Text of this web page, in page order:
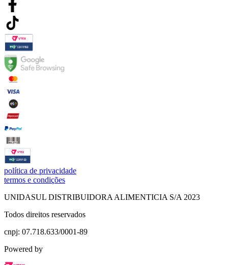
política de privacidade
termos e condições
UNIDASUL DISTRIBUIDORA ALIMENTICIA S/A 2023
Todos direitos reservados
cnpj: 07.718.633/0001-89
Powered by